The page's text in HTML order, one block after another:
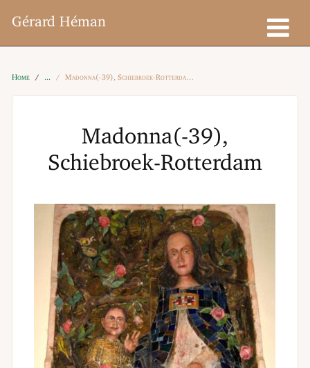
Gérard Héman
Home Madonna(-39), Schiebroek-Rotterdam
Madonna(-39),
Schiebroek-Rotterdam